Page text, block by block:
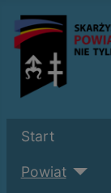
Start
Powiat